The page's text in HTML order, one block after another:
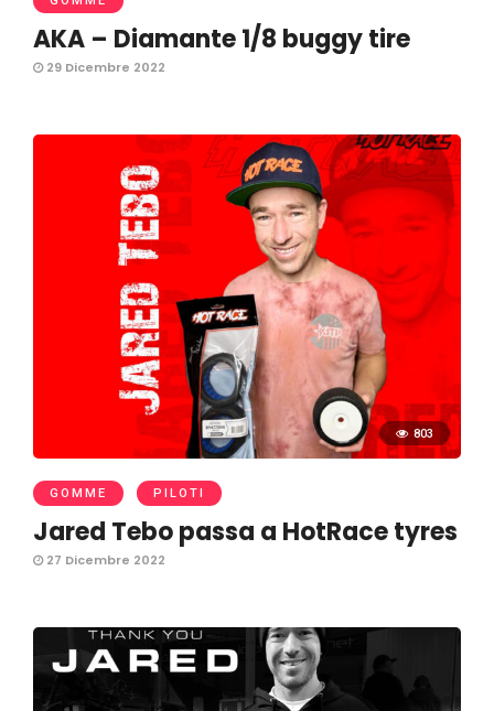
AKA – Diamante 1/8 buggy tire
29 Dicembre 2022
803
GOMME PILOTI
Jared Tebo passa a HotRace tyres
27 Dicembre 2022